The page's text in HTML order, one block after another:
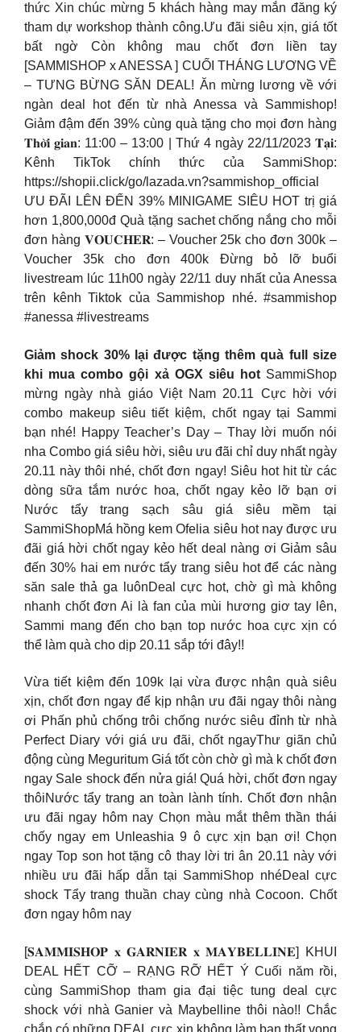
thức Xin chúc mừng 5 khách hàng may mắn đăng ký
tham dự workshop thành công.Ưu đãi siêu xịn, giá tốt
bất ngờ Còn không mau chốt đơn liền tay
[SAMMISHOP x ANESSA ] CUỐI THÁNG LƯƠNG VỀ
– TƯNG BỪNG SĂN DEAL! Ăn mừng lương về với
ngàn deal hot đến từ nhà Anessa và Sammishop!
Giảm đậm đến 39% cùng quà tặng cho mọi đơn hàng
𝐓𝐡𝐨̛̀𝐢 𝐠𝐢𝐚𝐧: 11:00 – 13:00 | Thứ 4 ngày 22/11/2023 𝐓𝐚̣𝐢:
Kênh TikTok chính thức của SammiShop:
https://shopii.click/go/lazada.vn?sammishop_official
ƯU ĐÃI LÊN ĐẾN 39% MINIGAME SIÊU HOT trị giá
hơn 1,800,000đ Quà tặng sachet chống nắng cho mỗi
đơn hàng 𝐕𝐎𝐔𝐂𝐇𝐄𝐑: – Voucher 25k cho đơn 300k –
Voucher 35k cho đơn 400k Đừng bỏ lỡ buổi
livestream lúc 11h00 ngày 22/11 duy nhất của Anessa
trên kênh Tiktok của Sammishop nhé. #sammishop
#anessa #livestreams
Giảm shock 30% lại được tặng thêm quà full size
khi mua combo gội xả OGX siêu hotSammiShop
mừng ngày nhà giáo Việt Nam 20.11 Cực hời với
combo makeup siêu tiết kiệm, chốt ngay tại Sammi
bạn nhé! Happy Teacher’s Day – Thay lời muốn nói
nha Combo giá siêu hời, siêu ưu đãi chỉ duy nhất ngày
20.11 này thôi nhé, chốt đơn ngay! Siêu hot hit từ các
dòng sữa tắm nước hoa, chốt ngay kẻo lỡ bạn ơi
Nước tẩy trang sạch sâu giá siêu mềm tại
SammiShopMá hồng kem Ofelia siêu hot nay được ưu
đãi giá hời chốt ngay kẻo hết deal nàng ơi Giảm sâu
đến 30% hai em nước tẩy trang siêu hot để các nàng
săn sale thả ga luônDeal cực hot, chờ gì mà không
nhanh chốt đơn Ai là fan của mùi hương giơ tay lên,
Sammi mang đến cho bạn top nước hoa cực xịn có
thể làm quà cho dịp 20.11 sắp tới đây!!
Vừa tiết kiệm đến 109k lại vừa được nhận quà siêu
xịn, chốt đơn ngay để kịp nhận ưu đãi ngay thôi nàng
ơi Phấn phủ chống trôi chống nước siêu đỉnh từ nhà
Perfect Diary với giá ưu đãi, chốt ngayThư giãn chủ
động cùng Meguritum Giá tốt còn chờ gì mà k chốt đơn
ngay Sale shock đến nửa giá! Quá hời, chốt đơn ngay
thôiNước tẩy trang an toàn lành tính. Chốt đơn nhận
ưu đãi ngay hôm nay Chọn màu mắt thêm thần thái
chốy ngay em Unleashia 9 ô cực xịn bạn ơi! Chọn
ngay Top son hot tặng cô thay lời tri ân 20.11 này với
nhiều ưu đãi hấp dẫn tại SammiShop nhéDeal cực
shock Tẩy trang thuần chay cùng nhà Cocoon. Chốt
đơn ngay hôm nay
[𝐒𝐀𝐌𝐌𝐈𝐒𝐇𝐎𝐏 𝐱 𝐆𝐀𝐑𝐍𝐈𝐄𝐑 𝐱 𝐌𝐀𝐘𝐁𝐄𝐋𝐋𝐈𝐍𝐄] KHUI
DEAL HẾT CỠ – RẠNG RỠ HẾT Ý Cuối năm rồi,
cùng SammiShop tham gia đại tiệc tung deal cực
shock với nhà Ganier và Maybelline thôi nào!! Chắc
chắn có những DEAL cực xịn không làm bạn thất vọng